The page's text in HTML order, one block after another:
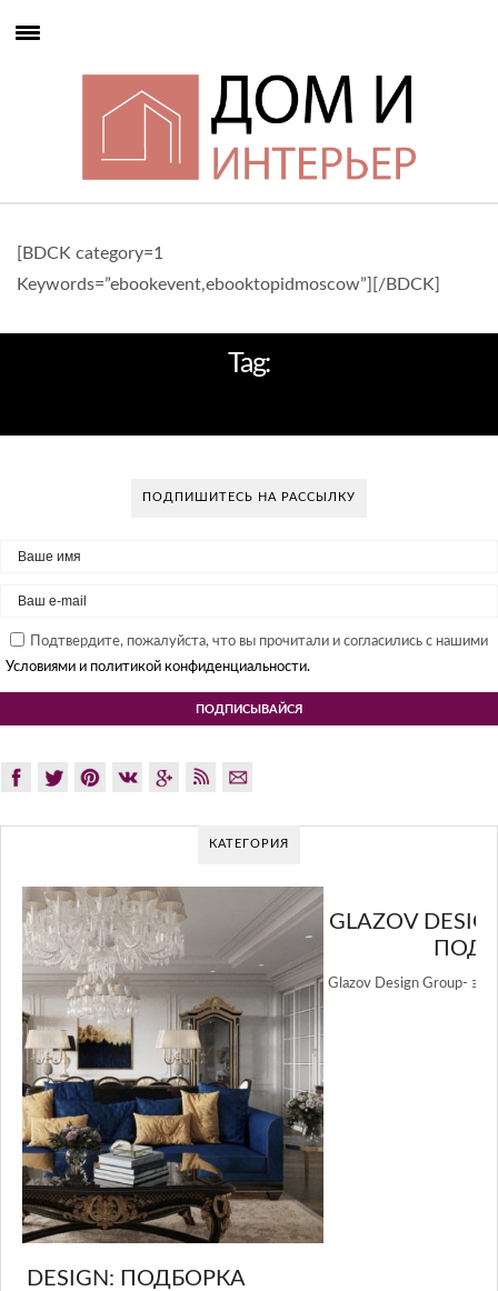
[BDCK category=1
Keywords=”ebookevent,ebooktopidmoscow”][/BDCK]
Tag:
ПОДПИШИТЕСЬ НА РАССЫЛКУ
Подтвердите, пожалуйста, что вы прочитали и согласились с нашими
Условиями и политикой конфиденциальности.
КАТЕГОРИЯ
GLAZOV DESIGN GROUP – УНИКАЛЬНЫЙ